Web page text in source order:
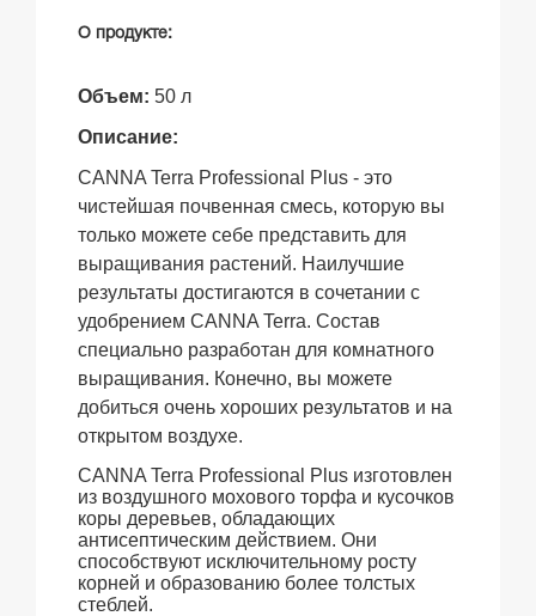
О продукте:
Объем: 50 л
Описание:
CANNA Terra Professional Plus - это
чистейшая почвенная смесь, которую вы
только можете себе представить для
выращивания растений. Наилучшие
результаты достигаются в сочетании с
удобрением CANNA Terra. Состав
специально разработан для комнатного
выращивания. Конечно, вы можете
добиться очень хороших результатов и на
открытом воздухе.
CANNA Terra Professional Plus изготовлен
из воздушного мохового торфа и кусочков
коры деревьев, обладающих
антисептическим действием. Они
способствуют исключительному росту
корней и образованию более толстых
стеблей.